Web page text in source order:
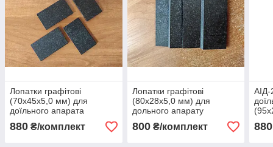
Лопатки графітові
(70х45х5,0 мм) для
доїльного апарата
Бурьонка, Берізка,
комплект - 4 шт
880 ₴/комплект
Лопатки графітові
(80х28х5,0 мм) для
дольного апарату
ШРІБ-124, комплект — 4
шт.
800₴/комплект
АІД-
4 шт
880